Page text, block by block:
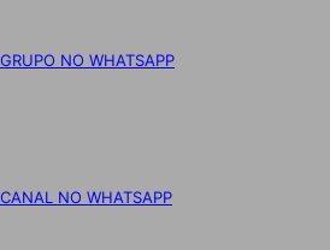
GRUPO NO WHATSAPP
CANAL NO WHATSAPP